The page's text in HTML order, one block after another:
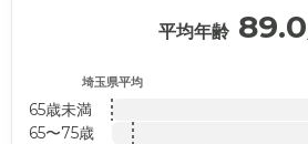
平均年齢
埼玉県平均
65歳未満
65〜75歳